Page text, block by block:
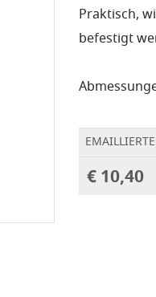
Praktisch,
befestigt
€ 10,40